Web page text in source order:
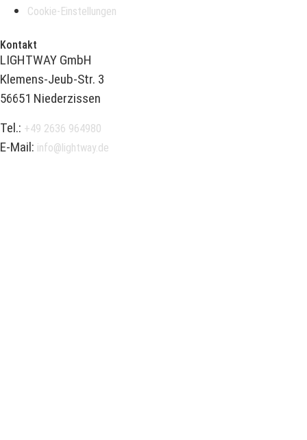
Cookie-Einstellungen
Kontakt
LIGHTWAY GmbH
Klemens-Jeub-Str. 3
56651 Niederzissen
Tel.: +49 2636 964980
E-Mail: info@lightway.de